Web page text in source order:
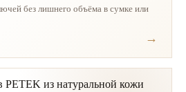
без лишнего объёма в сумке или